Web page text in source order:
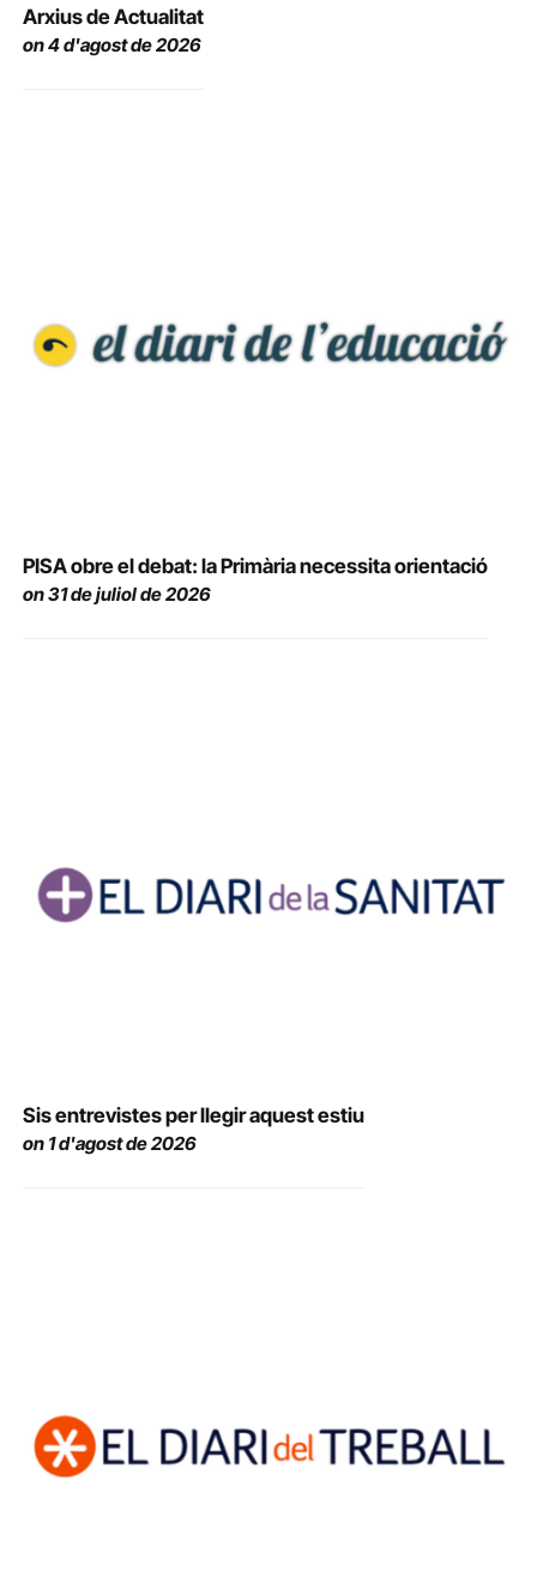
Arxius de Actualitat
on 4 d'agost de 2026
PISA obre el debat: la Primària necessita orientació
on 31 de juliol de 2026
Sis entrevistes per llegir aquest estiu
on 1 d'agost de 2026